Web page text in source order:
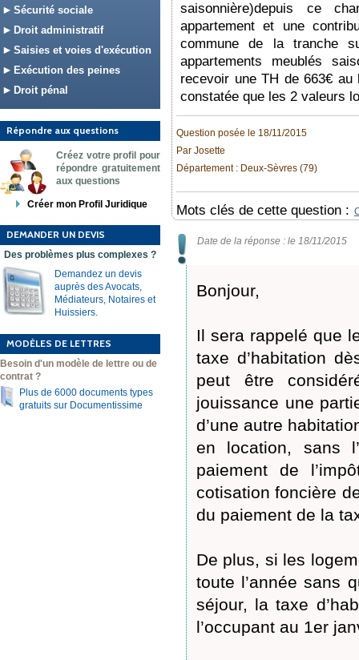
Sécurité sociale
Droit administratif
Saisies et voies d'exécution
Exécution des peines
Droit pénal
Répondre aux questions
Créez votre profil pour
répondre gratuitement
aux questions
Créer mon Profil Juridique
DEMANDER UN DEVIS
Des problèmes plus complexes ?
Demandez un devis
auprès des Avocats,
Médiateurs, Notaires et
Huissiers.
MODÈLES DE LETTRES
Besoin d'un modèle de lettre ou de
contrat ?
Plus de 6000 documents types
gratuits sur Documentissime
saisonnière)depuis ce
appartement et une
commune de la tranche
appartements meublés
recevoir une TH de 663€
constatée que les 2 valeurs
Question posée le 18/11/2015
Par Josette
Département : Deux-Sèvres (79)
Mots clés de cette question :
Date de la réponse : le 18/11/2015
Bonjour,
Il sera rappelé que
taxe d’habitation
peut être
jouissance une
d’une autre
en location, sans
paiement de
cotisation foncière
du paiement de la
De plus, si les
toute l’année sans
séjour, la taxe
l’occupant au 1er